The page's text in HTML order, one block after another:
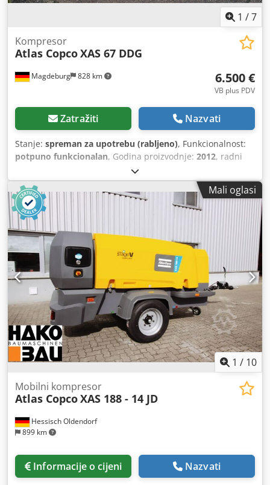
1 /7
Magdeburg 828 km
Kompresor
Atlas CopcoXAS 67 DDG
6.500 €
VB plus PDV
Zatražiti Nazvati
Stanje: spreman za upotrebu (rabljeno), Funkcionalnost:
potpuno funkcionalan, Godina proizvodnje: 2012, radni
, Kompresor Atlas Copco Codpfxju Dh Tle
Ahforf
Mali oglasi
1 / 10
Hessisch Oldendorf
899 km
Mobilni kompresor
Atlas CopcoXAS 188 - 14 JD
Informacije o cijeni Nazvati